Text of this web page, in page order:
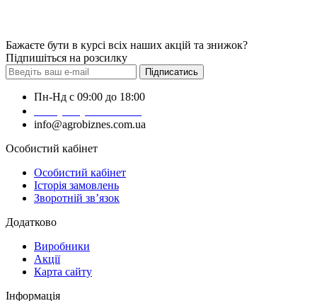
Бажаєте бути в курсі всіх наших акцій та знижок?
Підпишіться на розсилку
Підписатись
Пн-Нд с 09:00 до 18:00
info@agrobiznes.com.ua
Особистий кабінет
Особистий кабінет
Історія замовлень
Зворотній зв’язок
Додатково
Виробники
Акції
Карта сайту
Інформація